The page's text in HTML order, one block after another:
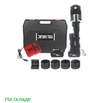
На складе